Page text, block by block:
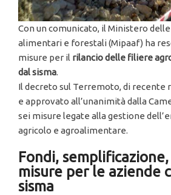
Con un comunicato, il Ministero
alimentari e forestali (Mipaaf) ha
misure per il rilancio delle filiere
dal sisma.
Il decreto sul Terremoto, di recente
e approvato all’unanimità dalla
sei misure legate alla gestione
agricolo e agroalimentare.
Fondi,
misure per le aziende
sisma